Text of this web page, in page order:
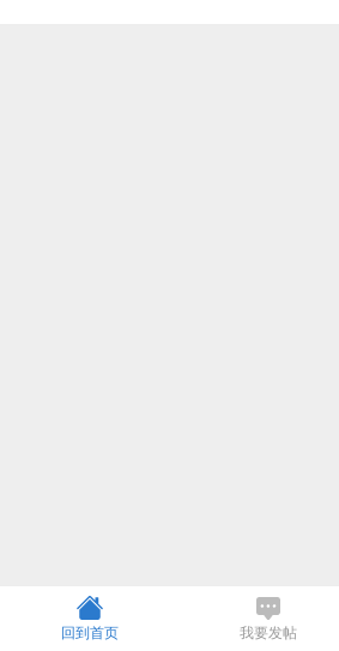
回到首页 我要发帖